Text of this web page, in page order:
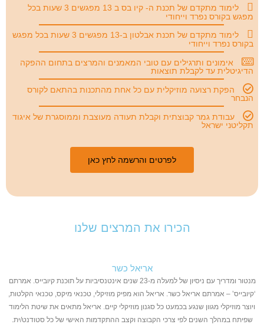
לימוד מתקדם של תכנת ה- קיו בס ב 13 מפגשים 3 שעות בכל
מפגש בקורס נפרד וייחודי
לימוד מתקדם של תכנת אבלטון ב-13 מפגשים 3 שעות בכל מפגש
בקורס נפרד וייחודי
אימונים ותרגילים עם טובי המאמנים והמרצים בתחום ההפקה
הדיגיטלית עד לקבלת תוצאות
הפקת רצועה מוזיקלית עם כל אחת מהתכנות בהתאם לקורס
הנבחר
עבודת גמר קבוצתית וקבלת תעודה מעוצבת וממוסגרת של איגוד
תקליטני ישראל
לפרטים והרשמה לחץ כאן
הכירו את המרצים שלנו
אריאל כשר
מנטור ומדריך עם ניסיון של למעלה מ-23 שנים אינטנסיביות על תוכנת קיובייס. אמרתם
‘קיובייס’ – אמרתם אריאל כשר. אריאל הוא מפיק מוזיקלי, טכנאי מיקס, טכנאי הקלטות,
ויוצר מוזיקלי מגוון שנגע בכמעט כל סגנון מוזיקלי קיים. אריאל מתאים את שיטת הלימוד
שפיתח במהלך השנים לפי צרכי הקבוצה וקצב ההתקדמות האישי של כל סטודנט/ית.